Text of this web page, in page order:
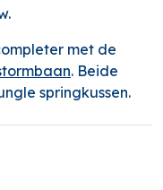
met de
. Beide
springkussen.